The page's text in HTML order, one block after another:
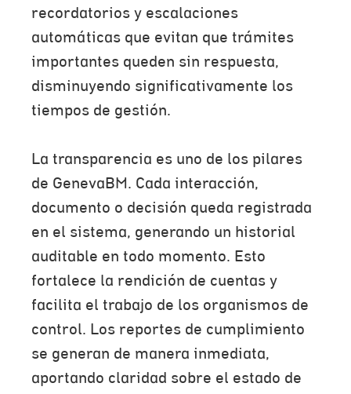
recordatorios y escalaciones
automáticas que evitan que trámites
importantes queden sin respuesta,
disminuyendo significativamente los
tiempos de gestión.
La transparencia es uno de los pilares
de GenevaBM. Cada interacción,
documento o decisión queda registrada
en el sistema, generando un historial
auditable en todo momento. Esto
fortalece la rendición de cuentas y
facilita el trabajo de los organismos de
control. Los reportes de cumplimiento
se generan de manera inmediata,
aportando claridad sobre el estado de